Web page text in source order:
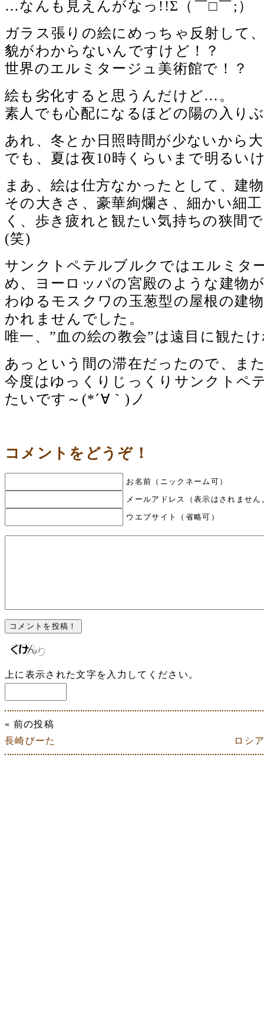
…なんも見えんがなっ!!Σ（￣□￣;）
ガラス張りの絵にめっちゃ反射して
貌がわからないんですけど！？
世界のエルミタージュ美術館で！？
絵も劣化すると思うんだけど…。
素人でも心配になるほどの陽の入り
あれ、冬とか日照時間が少ないから
でも、夏は夜10時くらいまで明るい
まあ、絵は仕方なかったとして、建
その大きさ、豪華絢爛さ、細かい細
く、歩き疲れと観たい気持ちの狭間
(笑)
サンクトペテルブルクではエルミタ
め、ヨーロッパの宮殿のような建物
わゆるモスクワの玉葱型の屋根の建
かれませんでした。
唯一、”血の絵の教会”は遠目に観た
あっという間の滞在だったので、ま
今度はゆっくりじっくりサンクトペ
たいです～(*´∀｀)ノ
コメントをどうぞ！
お名前（ニックネーム可）
メールアドレス（表示はされませ
ウエブサイト（省略可）
上に表示された文字を入力してください。
« 前の投稿
長崎びーた
ロシ